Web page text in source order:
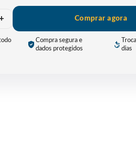
Comprar agora
Compra segura e
dados protegidos
dias